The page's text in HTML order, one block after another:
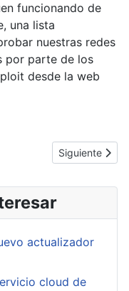
funcionando de
una lista
nuestras redes
por parte de los
desde la web
a emular los
Artículo
Siguiente
actualizador
cloud de